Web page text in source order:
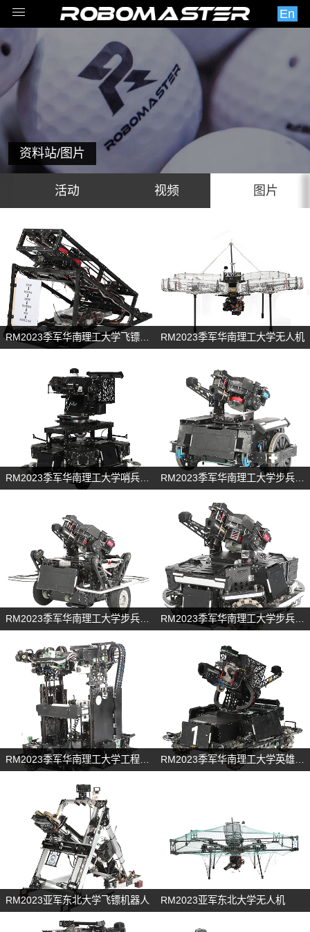
En
资料站/图片
活动 视频 图片
RM2023季军华南理工大学无人机
RM2023季军华南理工大学步兵机器人 RM2023季军华南理工大学步兵机器人
RM2023季军华南理工大学工程机器人 RM2023季军华南理工大学英雄机器人
RM2023亚军东北大学飞镖机器人 RM2023亚军东北大学无人机